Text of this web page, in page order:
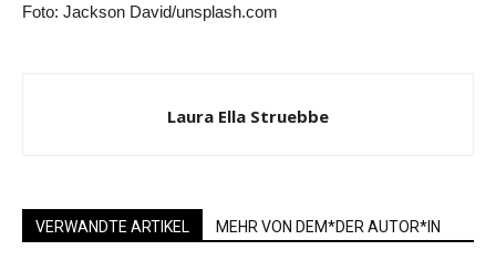
Foto: Jackson David/unsplash.com
Laura Ella Struebbe
VERWANDTE ARTIKEL MEHR VON DEM*DER AUTOR*IN